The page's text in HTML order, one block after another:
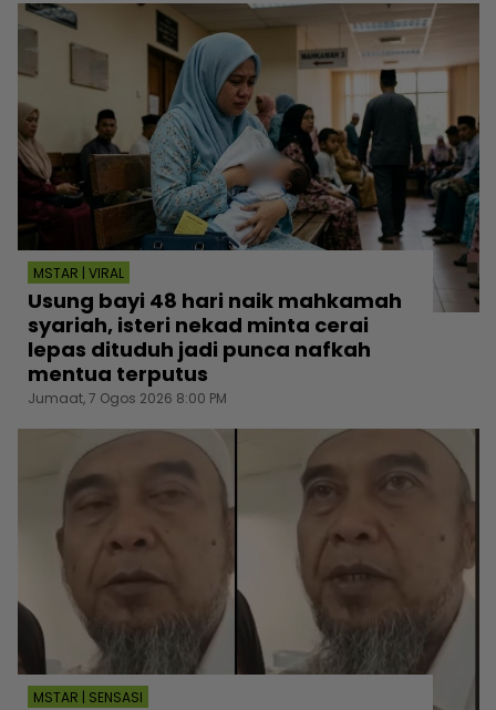
MSTAR | VIRAL
Usung bayi 48 hari naik mahkamah
syariah, isteri nekad minta cerai
lepas dituduh jadi punca nafkah
mentua terputus
Jumaat, 7 Ogos 2026 8:00 PM
MSTAR | SENSASI